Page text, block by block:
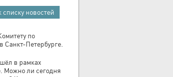
списку новостей
по
Петербурге.
в рамках
Можно ли сегодня